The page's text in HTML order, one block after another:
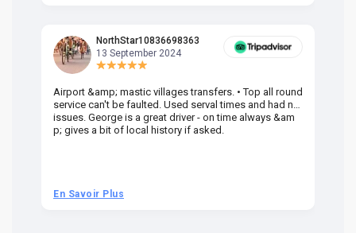
NorthStar10836698363
13 September 2024
Airport &amp; mastic villages transfers. • Top all round
service can't be faulted. Used serval times and had no
issues. George is a great driver - on time always &am
p; gives a bit of local history if asked.
En Savoir Plus